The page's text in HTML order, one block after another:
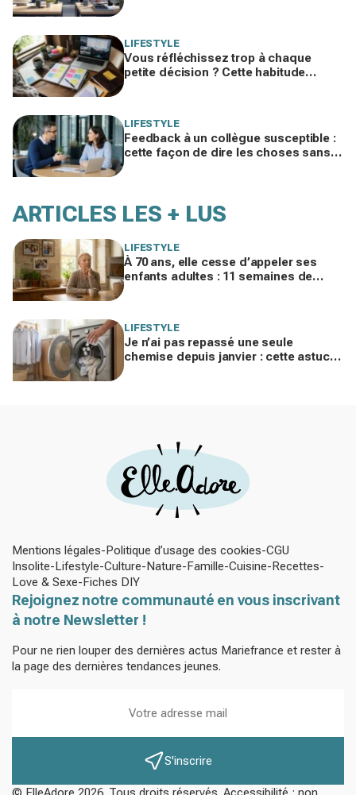
LIFESTYLE
Vous réfléchissez trop à chaque
petite décision ? Cette habitude
LIFESTYLE
Feedback à un collègue susceptible :
cette façon de dire les choses sans
ARTICLES LES + LUS
LIFESTYLE
À 70 ans, elle cesse d’appeler ses
enfants adultes : 11 semaines de
LIFESTYLE
Je n’ai pas repassé une seule
chemise depuis janvier : cette astuce
Mentions légales Politique d’usage des cookies CGU
Insolite Lifestyle Culture Nature Famille Cuisine Recettes
Love & Sexe Fiches DIY
Rejoignez notre communauté en vous inscrivant
à notre Newsletter !
Pour ne rien louper des dernières actus Mariefrance et rester à
la page des dernières tendances jeunes.
S'inscrire